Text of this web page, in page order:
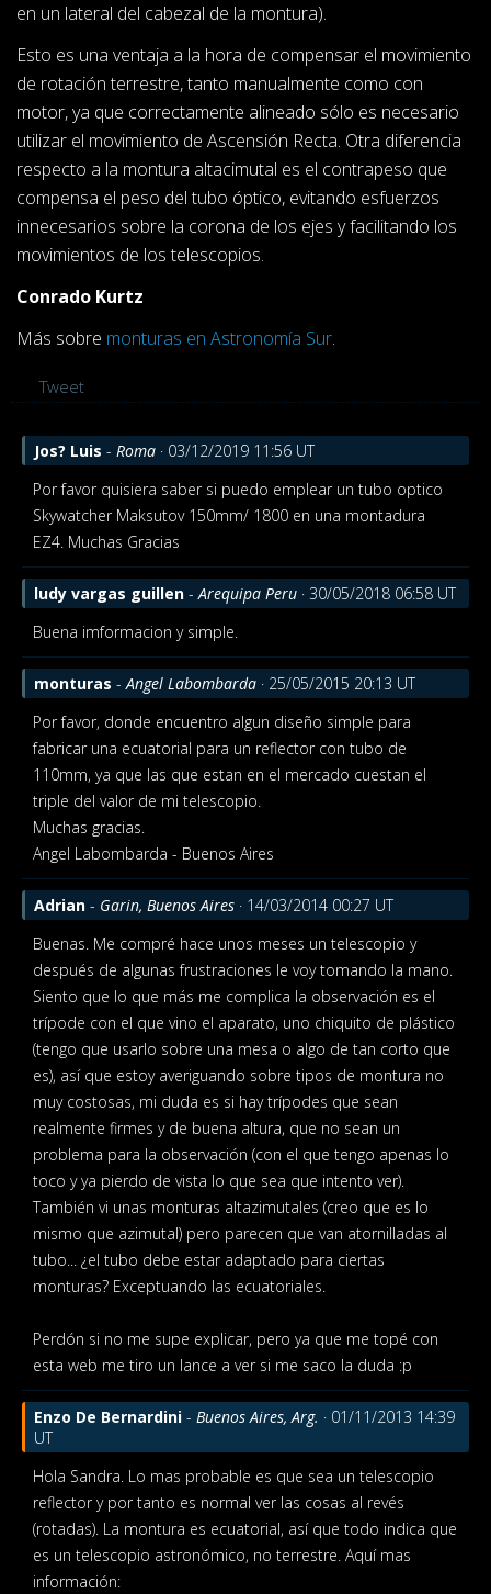
en un lateral del cabezal de la montura).
Esto es una ventaja a la hora de compensar el movimiento
de rotación terrestre, tanto manualmente como con
motor, ya que correctamente alineado sólo es necesario
utilizar el movimiento de Ascensión Recta. Otra diferencia
respecto a la montura altacimutal es el contrapeso que
compensa el peso del tubo óptico, evitando esfuerzos
innecesarios sobre la corona de los ejes y facilitando los
movimientos de los telescopios.
Conrado Kurtz
Más sobre monturas en Astronomía Sur.
Tweet
Jos? Luis - Roma · 03/12/2019 11:56 UT
Por favor quisiera saber si puedo emplear un tubo optico
Skywatcher Maksutov 150mm/ 1800 en una montadura
EZ4. Muchas Gracias
ludy vargas guillen -Arequipa Peru · 30/05/2018 06:58 UT
Buena imformacion y simple.
monturas -Angel Labombarda · 25/05/2015 20:13 UT
Por favor, donde encuentro algun diseño simple para
fabricar una ecuatorial para un reflector con tubo de
110mm, ya que las que estan en el mercado cuestan el
triple del valor de mi telescopio.
Muchas gracias.
Angel Labombarda - Buenos Aires
Adrian - Garin, Buenos Aires · 14/03/2014 00:27 UT
Buenas. Me compré hace unos meses un telescopio y
después de algunas frustraciones le voy tomando la mano.
Siento que lo que más me complica la observación es el
trípode con el que vino el aparato, uno chiquito de plástico
(tengo que usarlo sobre una mesa o algo de tan corto que
es), así que estoy averiguando sobre tipos de montura no
muy costosas, mi duda es si hay trípodes que sean
realmente firmes y de buena altura, que no sean un
problema para la observación (con el que tengo apenas lo
toco y ya pierdo de vista lo que sea que intento ver).
También vi unas monturas altazimutales (creo que es lo
mismo que azimutal) pero parecen que van atornilladas al
tubo... ¿el tubo debe estar adaptado para ciertas
monturas? Exceptuando las ecuatoriales.
Perdón si no me supe explicar, pero ya que me topé con
esta web me tiro un lance a ver si me saco la duda :p
Enzo De Bernardini - Buenos Aires, Arg. · 01/11/2013 14:39
UT
Hola Sandra. Lo mas probable es que sea un telescopio
reflector y por tanto es normal ver las cosas al revés
(rotadas). La montura es ecuatorial, así que todo indica que
es un telescopio astronómico, no terrestre. Aquí mas
información: